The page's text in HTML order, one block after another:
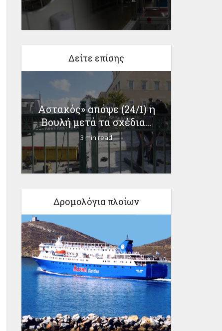
Δείτε επίσης
Αστακός» απόψε (24/1) η
Βουλή μετά τα σχέδια...
3 min read
Δρομολόγια πλοίων